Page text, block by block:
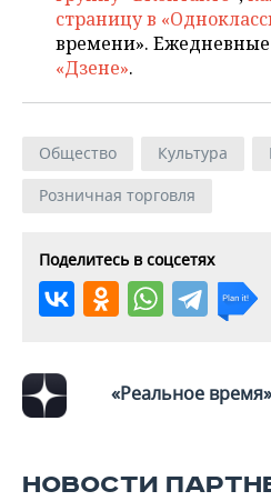
страницу в
времени».
«Дзене».
Общество Культура
Розничная торговля
Поделитесь в соцсетях
«Реальное
НОВОСТИ